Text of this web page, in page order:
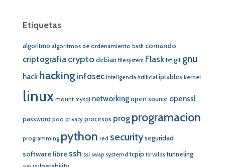
Etiquetas
algoritmo algoritmos de ordenamiento bash comando
criptografia crypto debian filesystem Flask fsf git gnu
hack hacking infosec Inteligencia Artificial iptables kernel
linux mount mysql networkingopen source openssl
password poo privacy procesos prog programacion
programming python red securityseguridad
software libre ssh ssl swap systemd tcpip torvalds tunneling